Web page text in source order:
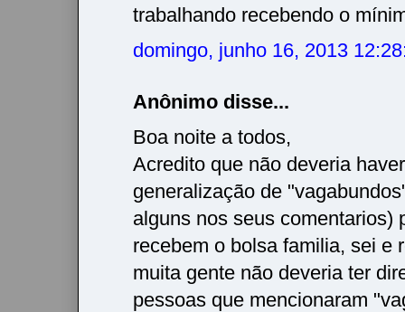
trabalhando recebendo o
domingo, junho 16, 2013
Anônimo disse...
Boa noite a todos,
Acredito que não deveria
generalização de
alguns nos seus comentarios)
recebem o bolsa familia, sei e
muita gente não deveria ter
pessoas que mencionaram